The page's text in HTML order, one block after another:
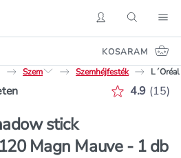
BelépésKeresés
KOSARAM
Szem Szemhéjfesték
Értékelés
4.9 (15)
stick
Magn Mauve - 1 db